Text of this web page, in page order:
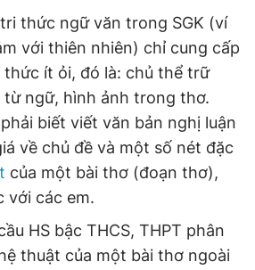
thức ngữ văn trong SGK (ví
với thiên nhiên) chỉ cung cấp
thức ít ỏi, đó là: chủ thể trữ
ngữ, hình ảnh trong thơ.
biết viết văn bản nghị luận
về chủ đề và một số nét đặc
của một bài thơ (đoạn thơ),
với các em.
HS bậc THCS, THPT phân
thuật của một bài thơ ngoài